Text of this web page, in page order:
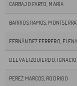
CARBAJO FARTO, MARÍA
BARRIOS RAMOS,
FERNÁNDEZ FERRERO, ELENA
DEL VAL IZQUIERDO, IGNACIO
PEREZ MARCOS, RODRIGO